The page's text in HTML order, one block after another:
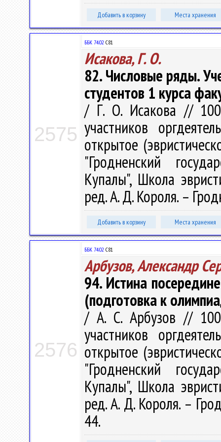
Добавить в корзину Места хранения
2575
ББК 74.02 С81
Исакова, Г. О.
82. Числовые ряды.
студентов 1 курса
/ Г. О. Исакова // 100
участников
открытое
"Гродненский
Купалы", Школа
ред. А. Д. Короля. –
Добавить в корзину Места хранения
2576
ББК 74.02 С81
Арбузов, Александр
94. Истина
(подготовка к
/ А. С. Арбузов // 100
участников
открытое
"Гродненский
Купалы", Школа
ред. А. Д. Короля. –
44.